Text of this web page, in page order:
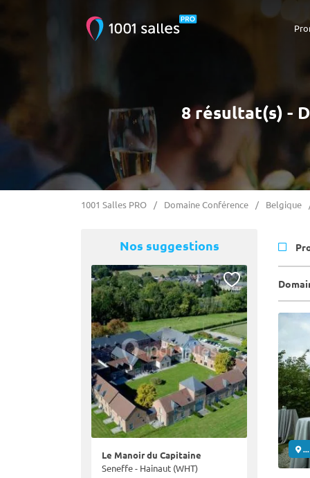
8 résultat(s) -
1001 Salles PRO Domaine Conférence Belgique
Nos suggestions
Le Manoir du Capitaine
Seneffe - Hainaut (WHT)
...